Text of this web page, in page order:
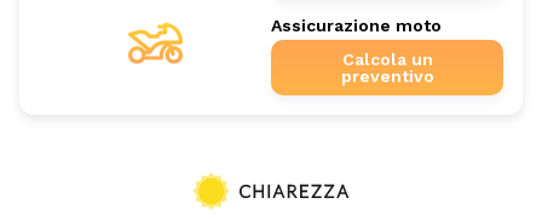
Assicurazione moto
Calcola un
preventivo